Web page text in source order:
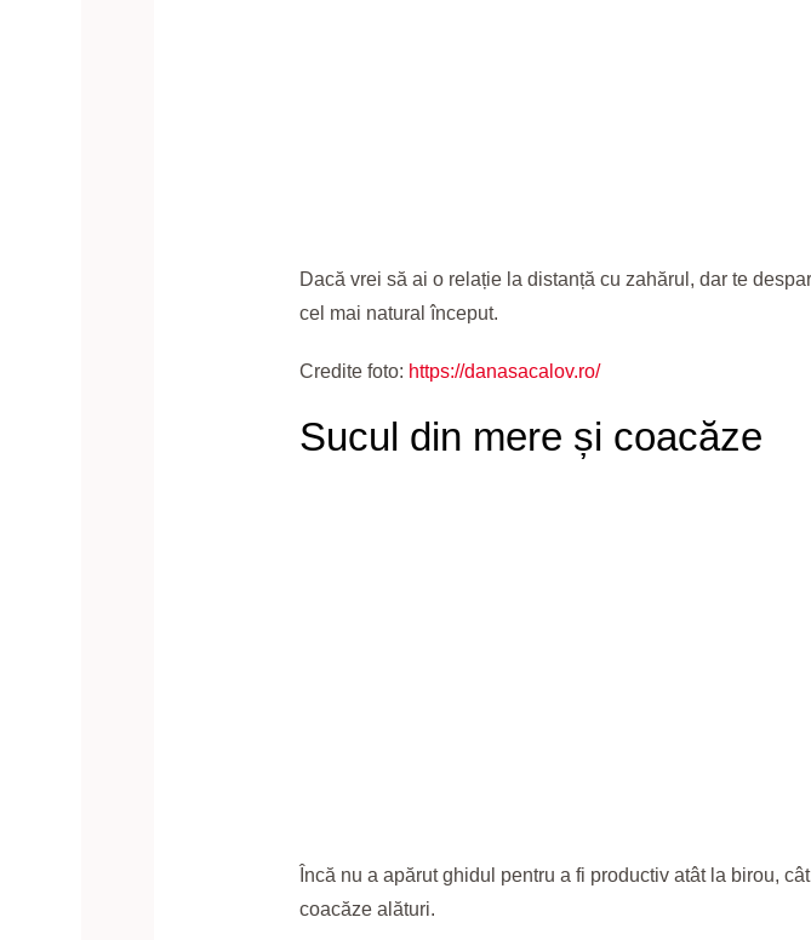
Dacă vrei să ai o relație la distanță cu zahărul, dar te
cel mai natural început.
Credite foto: https://danasacalov.ro/
Sucul din mere și coacăze
Încă nu a apărut ghidul pentru a fi productiv atât la birou,
coacăze alături.